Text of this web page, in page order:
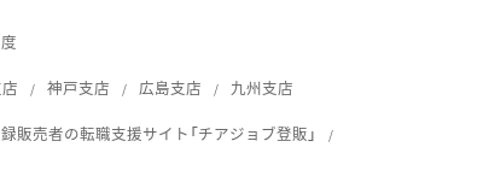
神戸支店 広島支店 九州支店
販売者の転職支援サイト「チアジョブ登販」